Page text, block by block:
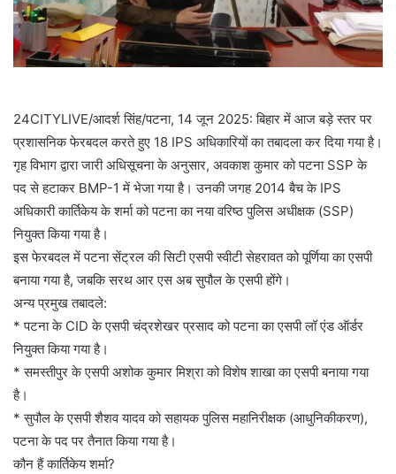
24CITYLIVE/आदर्श सिंह/पटना, 14 जून 2025: बिहार में आज बड़े स्तर पर
प्रशासनिक फेरबदल करते हुए 18 IPS अधिकारियों का तबादला कर दिया गया है।
गृह विभाग द्वारा जारी अधिसूचना के अनुसार, अवकाश कुमार को पटना SSP के
पद से हटाकर BMP-1 में भेजा गया है। उनकी जगह 2014 बैच के IPS
अधिकारी कार्तिकेय के शर्मा को पटना का नया वरिष्ठ पुलिस अधीक्षक (SSP)
नियुक्त किया गया है।
इस फेरबदल में पटना सेंट्रल की सिटी एसपी स्वीटी सेहरावत को पूर्णिया का एसपी
बनाया गया है, जबकि सरथ आर एस अब सुपौल के एसपी होंगे।
अन्य प्रमुख तबादले:
* पटना के CID के एसपी चंद्रशेखर प्रसाद को पटना का एसपी लॉ एंड ऑर्डर
नियुक्त किया गया है।
* समस्तीपुर के एसपी अशोक कुमार मिश्रा को विशेष शाखा का एसपी बनाया गया
है।
* सुपौल के एसपी शैशव यादव को सहायक पुलिस महानिरीक्षक (आधुनिकीकरण),
पटना के पद पर तैनात किया गया है।
कौन हैं कार्तिकेय शर्मा?